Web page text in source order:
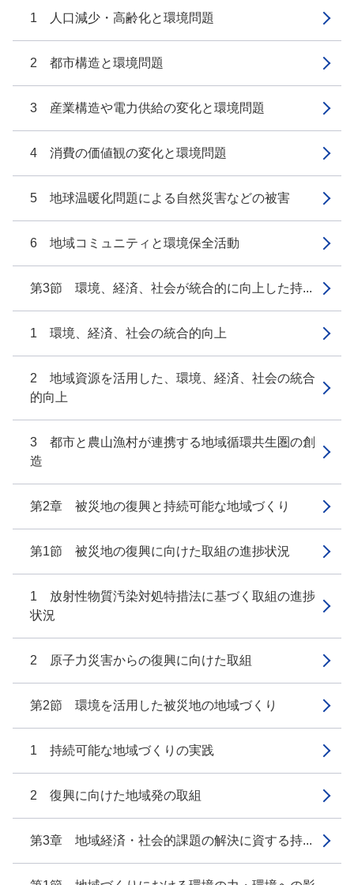
1 人口減少・高齢化と環境問題
2 都市構造と環境問題
3 産業構造や電力供給の変化と環境問題
4 消費の価値観の変化と環境問題
5 地球温暖化問題による自然災害などの被害
6 地域コミュニティと環境保全活動
第3節 環境、経済、社会が統合的に向上した持...
1 環境、経済、社会の統合的向上
2 地域資源を活用した、環境、経済、社会の統合
的向上
3 都市と農山漁村が連携する地域循環共生圏の創
造
第2章 被災地の復興と持続可能な地域づくり
第1節 被災地の復興に向けた取組の進捗状況
1 放射性物質汚染対処特措法に基づく取組の進捗
状況
2 原子力災害からの復興に向けた取組
第2節 環境を活用した被災地の地域づくり
1 持続可能な地域づくりの実践
2 復興に向けた地域発の取組
第3章 地域経済・社会的課題の解決に資する持...